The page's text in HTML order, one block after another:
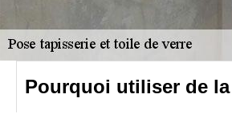
Pourquoi utiliser de